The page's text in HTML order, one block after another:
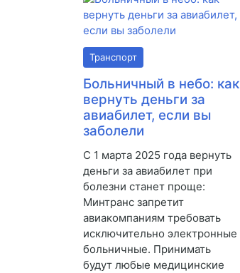
Транспорт
Больничный в небо: как
вернуть деньги за
авиабилет, если вы
заболели
С 1 марта 2025 года вернуть
деньги за авиабилет при
болезни станет проще:
Минтранс запретит
авиакомпаниям требовать
исключительно электронные
больничные. Принимать
будут любые медицинские